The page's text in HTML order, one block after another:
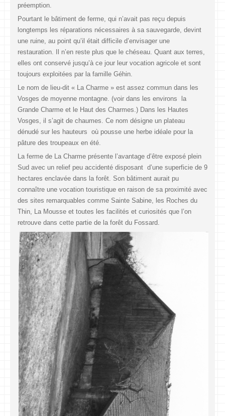
préemption.
Pourtant le bâtiment de ferme, qui n’avait pas reçu depuis
longtemps les réparations nécessaires à sa sauvegarde, devint
une ruine, au point qu’il était difficile d’envisager une
restauration. Il n’en reste plus que le chéseau. Quant aux terres,
elles ont conservé jusqu’à ce jour leur vocation agricole et sont
toujours exploitées par la famille Géhin.
Le nom de lieu-dit « La Charme » est assez commun dans les
Vosges de moyenne montagne. (voir dans les environs la
Grande Charme et le Haut des Charmes.) Dans les Hautes
Vosges, il s’agit de chaumes. Ce nom désigne un plateau
dénudé sur les hauteurs où pousse une herbe idéale pour la
pâture des troupeaux en été.
La ferme de La Charme présente l’avantage d’être exposé plein
Sud avec un relief peu accidenté disposant d’une superficie de 9
hectares enclavée dans la forêt. Son bâtiment aurait pu
connaître une vocation touristique en raison de sa proximité avec
des sites remarquables comme Sainte Sabine, les Roches du
Thin, La Mousse et toutes les facilités et curiosités que l’on
retrouve dans cette partie de la forêt du Fossard.